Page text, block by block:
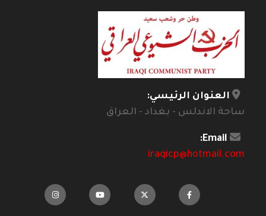
العنوان الرئيسي:
ساحة الاندلس - بغداد - العراق
Email:
iraqicp@hotmail.com